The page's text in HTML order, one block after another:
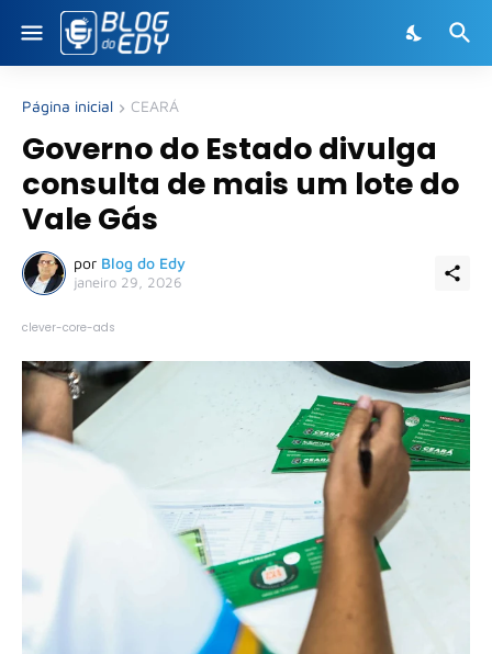
Página inicial CEARÁ
Governo do Estado divulga
consulta de mais um lote do
Vale Gás
por Blog do Edy
janeiro 29, 2026
clever-core-ads